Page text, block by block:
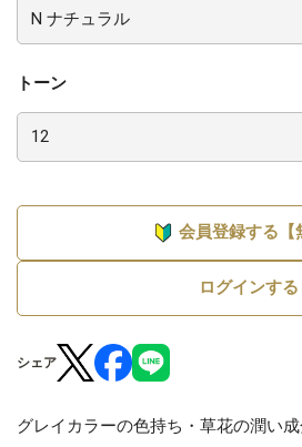
トーン
会員登録する【
ログインする
シェア
グレイカラーの色持ち・草花の潤い